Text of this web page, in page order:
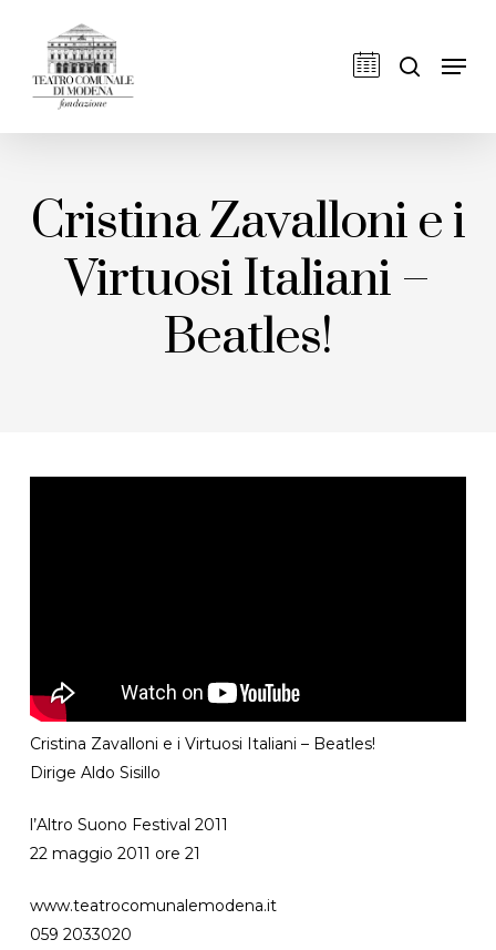
main
content
Cristina Zavalloni e i
Virtuosi Italiani –
Beatles!
Cristina Zavalloni e i Virtuosi Italiani – Beatles!
Dirige Aldo Sisillo
l’Altro Suono Festival 2011
22 maggio 2011 ore 21
www.teatrocomunalemodena.it
059 2033020